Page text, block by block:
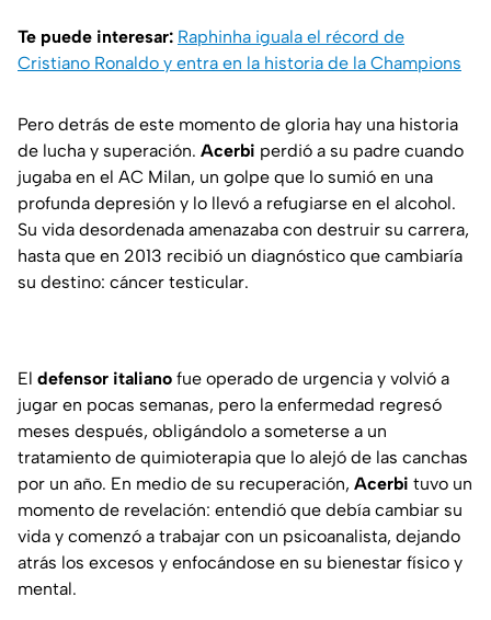
Te puede interesar: Raphinha iguala el récord de
Cristiano Ronaldo y entra en la historia de la Champions
Pero detrás de este momento de gloria hay una historia
de lucha y superación. Acerbi perdió a su padre cuando
jugaba en el AC Milan, un golpe que lo sumió en una
profunda depresión y lo llevó a refugiarse en el alcohol.
Su vida desordenada amenazaba con destruir su carrera,
hasta que en 2013 recibió un diagnóstico que cambiaría
su destino: cáncer testicular.
El defensor italiano fue operado de urgencia y volvió a
jugar en pocas semanas, pero la enfermedad regresó
meses después, obligándolo a someterse a un
tratamiento de quimioterapia que lo alejó de las canchas
por un año. En medio de su recuperación, Acerbi tuvo un
momento de revelación: entendió que debía cambiar su
vida y comenzó a trabajar con un psicoanalista, dejando
atrás los excesos y enfocándose en su bienestar físico y
mental.